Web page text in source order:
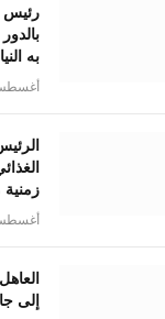
رئيس
به
أغسطس 4,
أغسطس 3,
إلى